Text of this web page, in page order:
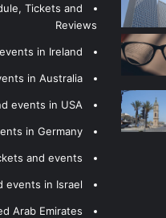
Tickets and
Reviews
in Ireland
in Australia
events in USA
in Germany
and events
events in Israel
Arab Emirates